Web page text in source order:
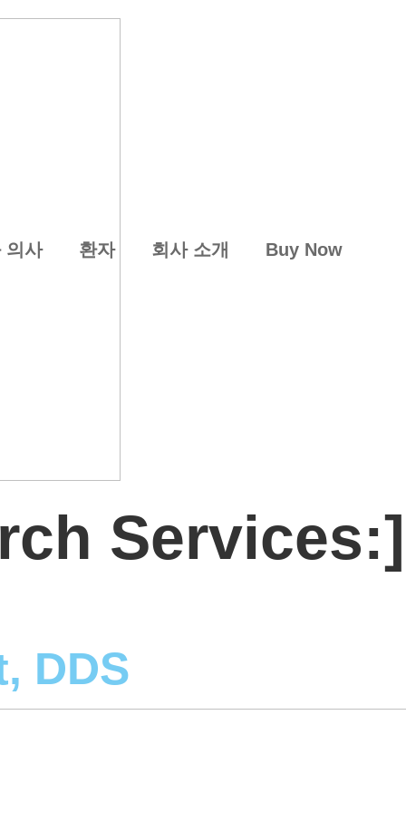
의사 환자 회사 소개 Buy Now
DDS